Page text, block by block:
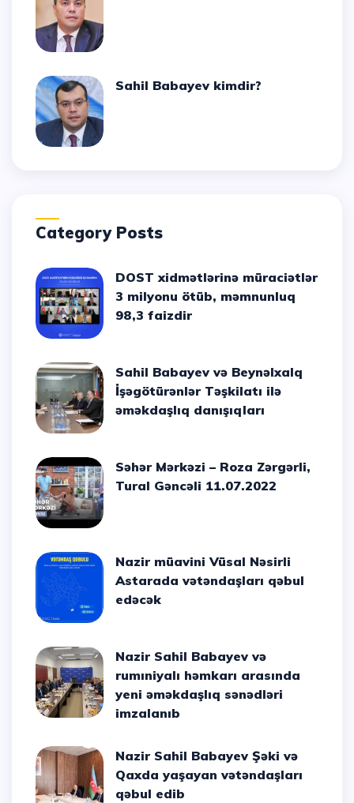
Sahil Babayev kimdir?
Category Posts
DOST xidmətlərinə müraciətlər
3 milyonu ötüb, məmnunluq
98,3 faizdir
Sahil Babayev və Beynəlxalq
İşəgötürənlər Təşkilatı ilə
əməkdaşlıq danışıqları
Səhər Mərkəzi – Roza Zərgərli,
Tural Gəncəli 11.07.2022
Nazir müavini Vüsal Nəsirli
Astarada vətəndaşları qəbul
edəcək
Nazir Sahil Babayev və
rumıniyalı həmkarı arasında
yeni əməkdaşlıq sənədləri
imzalanıb
Nazir Sahil Babayev Şəki və
Qaxda yaşayan vətəndaşları
qəbul edib